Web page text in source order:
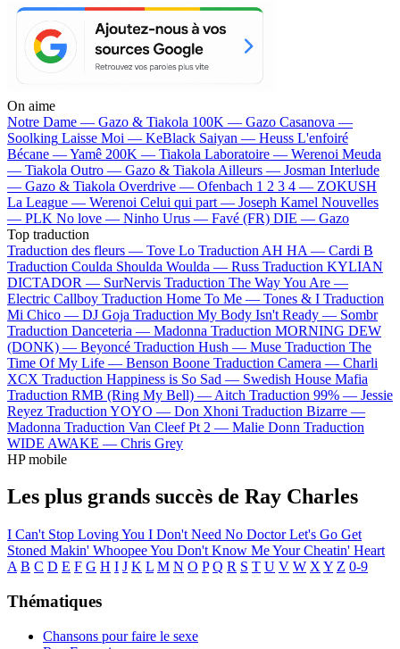
On aime
Notre Dame — Gazo & Tiakola 100K — Gazo Casanova —
Soolking Laisse Moi — KeBlack Saiyan — Heuss L'enfoiré
Bécane —Yamê 200K — Tiakola Laboratoire — Werenoi Meuda
— Tiakola Outro — Gazo & Tiakola Ailleurs — Josman Interlude
— Gazo & Tiakola Overdrive — Ofenbach 1 2 3 4 — ZOKUSH
La League — Werenoi Celui qui part — Joseph Kamel Nouvelles
— PLK No love — Ninho Urus — Favé (FR) DIE — Gazo
Top traduction
Traduction des fleurs — Tove Lo Traduction AH HA — Cardi B
Traduction Coulda Shoulda Woulda — Russ Traduction KYLIAN
DICTADOR — SurNervis Traduction The Way You Are —
Electric Callboy Traduction Home To Me — Tones & I Traduction
Mi Chico — DJ Goja Traduction My Body Isn't Ready — Sombr
Traduction Danceteria — Madonna Traduction MORNING DEW
(DONK) — Beyoncé Traduction Hush — Muse Traduction The
Time Of My Life — Benson Boone Traduction Camera — Charli
XCX Traduction Happiness is So Sad — Swedish House Mafia
Traduction RMB (Ring My Bell) — Aitch Traduction 99% — Jessie
Reyez Traduction YOYO — Don Xhoni Traduction Bizarre —
Madonna Traduction Van Cleef Pt 2 — Malie Donn Traduction
WIDE AWAKE — Chris Grey
HP mobile
Les plus grands succès de Ray Charles
I Can't Stop Loving You I Don't Need No DoctorLet's Go Get
Stoned Makin' WhoopeeYou Don't Know MeYour Cheatin' Heart
A B C D E F G H I J K L M N O P Q R S T U V W X Y Z 0-9
Thématiques
Chansons pour faire le sexe